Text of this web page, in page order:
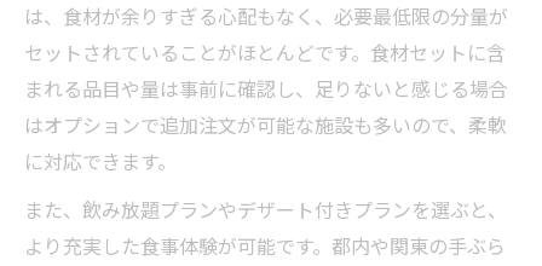
は、食材が余りすぎる心配もなく、必要最低限の分量が
セットされていることがほとんどです。食材セットに含
まれる品目や量は事前に確認し、足りないと感じる場合
はオプションで追加注文が可能な施設も多いので、柔軟
に対応できます。
また、飲み放題プランやデザート付きプランを選ぶと、
より充実した食事体験が可能です。都内や関東の手ぶら